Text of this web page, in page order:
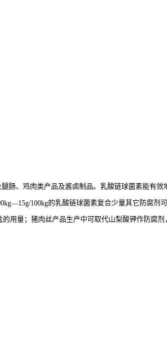
、鸡肉类产品及酱卤制品。乳酸链球菌素能有
100kg的乳酸链球菌素复合少量其它防腐剂
量；猪肉丝产品生产中可取代山梨酸钾作防腐剂